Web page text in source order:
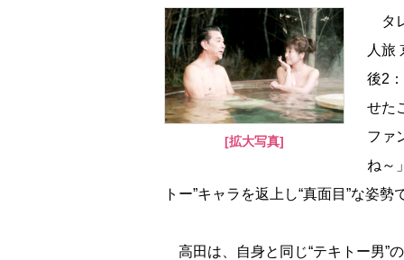
[拡大写真]
タ
人旅
後2
せた
ファ
ね～
トー”キャラを返上し“真面目”な姿
高田は、自身と同じ“テキトー男”